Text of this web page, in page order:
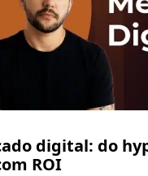
digital: do
ROI